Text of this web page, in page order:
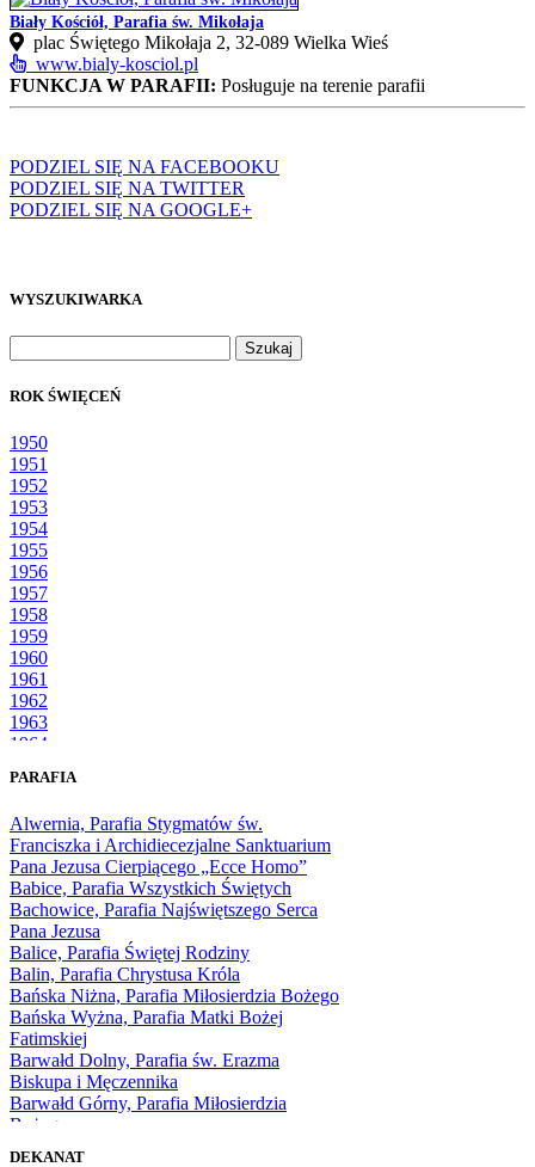
Biały Kościół, Parafia św. Mikołaja
plac Świętego Mikołaja 2, 32-089 Wielka Wieś
www.bialy-kosciol.pl
FUNKCJA W PARAFII: Posługuje na terenie parafii
PODZIEL SIĘ NA FACEBOOKU
PODZIEL SIĘ NA TWITTER
PODZIEL SIĘ NA GOOGLE+
WYSZUKIWARKA
ROK ŚWIĘCEŃ
1950
1951
1952
1953
1954
1955
1956
1957
1958
1959
1960
1961
1962
1963
1964
1966
1968
1969
1970
1971
1972
1973
1974
1975
1976
1977
1978
1979
1980
1981
1983
PARAFIA
Alwernia, Parafia Stygmatów św.
Franciszka i Archidiecezjalne Sanktuarium
Pana Jezusa Cierpiącego „Ecce Homo”
Babice, Parafia Wszystkich Świętych
Bachowice, Parafia Najświętszego Serca
Pana Jezusa
Balice, Parafia Świętej Rodziny
Balin, Parafia Chrystusa Króla
Bańska Niżna, Parafia Miłosierdzia Bożego
Bańska Wyżna, Parafia Matki Bożej
Fatimskiej
Barwałd Dolny, Parafia św. Erazma
Biskupa i Męczennika
Barwałd Górny, Parafia Miłosierdzia
Bożego
DEKANAT